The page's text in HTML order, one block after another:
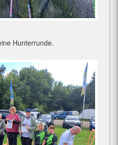
Hunterrunde.